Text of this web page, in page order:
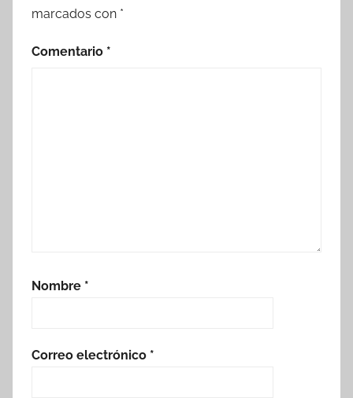
marcados con *
Comentario *
Nombre *
Correo electrónico *